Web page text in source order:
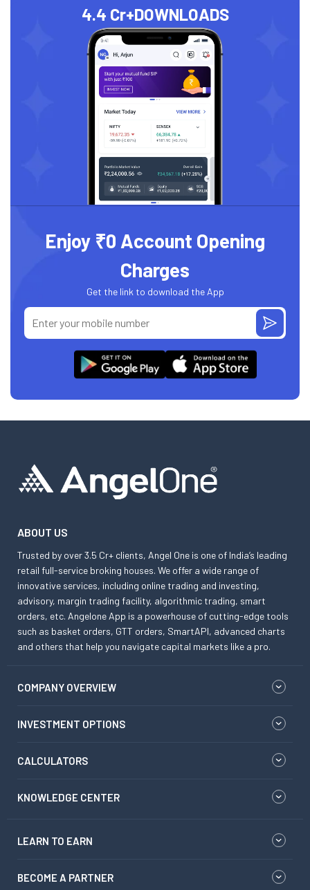
4.4 Cr+DOWNLOADS
Enjoy ₹0 Account Opening
Charges
Get the link to download the App
ABOUT US
Trusted by over 3.5 Cr+ clients, Angel One is one of India’s leading
retail full-service broking houses. We offer a wide range of
innovative services, including online trading and investing,
advisory, margin trading facility, algorithmic trading, smart
orders, etc. Angelone App is a powerhouse of cutting-edge tools
such as basket orders, GTT orders, SmartAPI, advanced charts
and others that help you navigate capital markets like a pro.
COMPANY OVERVIEW
INVESTMENT OPTIONS
CALCULATORS
KNOWLEDGE CENTER
LEARN TO EARN
BECOME A PARTNER